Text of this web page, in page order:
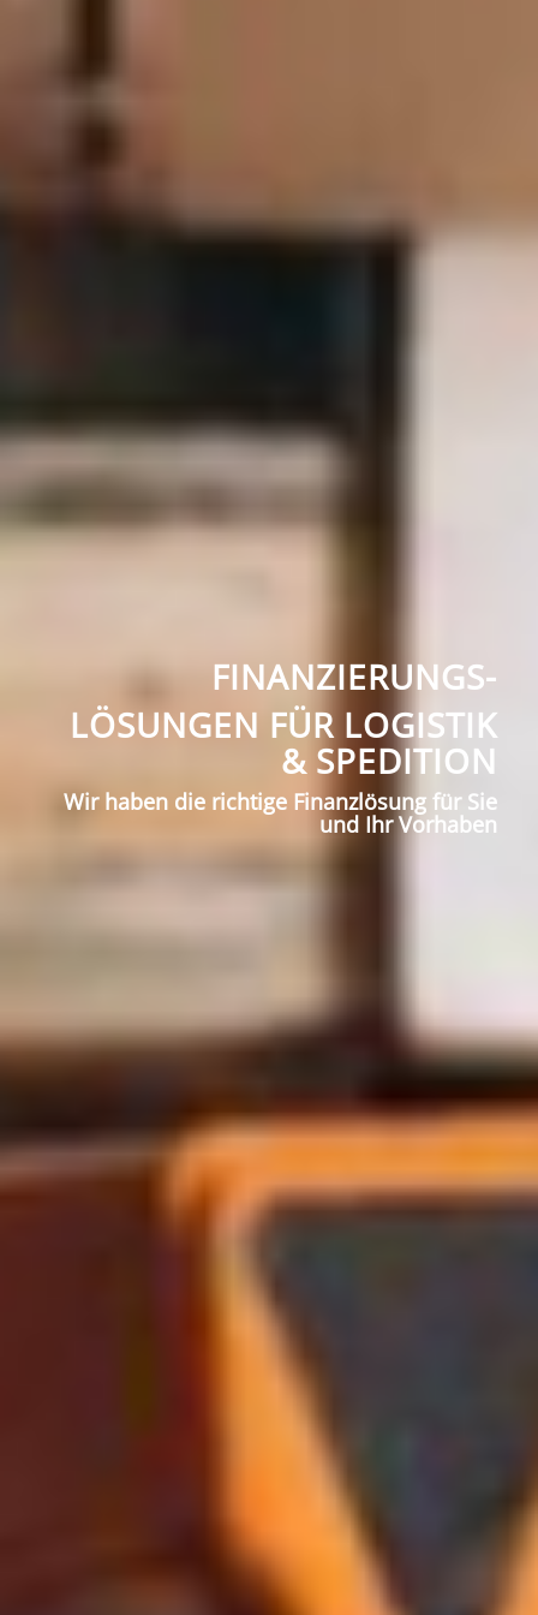
FINANZIERUNGS-
LÖSUNGEN FÜR LOGISTIK
& SPEDITION
Wir haben die richtige Finanzlösung für Sie
und Ihr Vorhaben